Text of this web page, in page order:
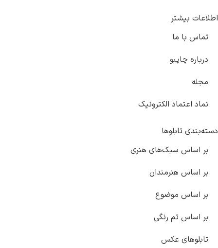
بیشتر
با ما
چاپبو
اعتماد الکترونیک
تابلوها
اساس سبک‌های هنری
هنرمندان
اساس موضوع
اساس تم رنگی
عکس